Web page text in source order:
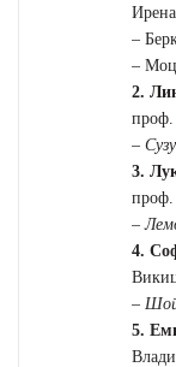
–
–
2.
проф.
–
3.
–
4.
–
5.